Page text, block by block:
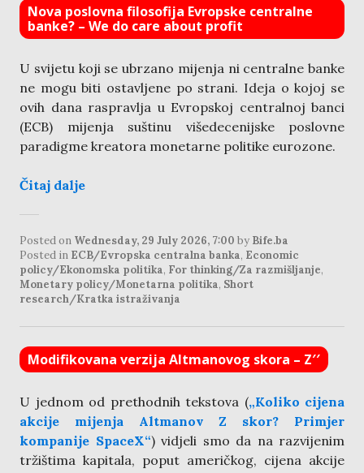
Nova poslovna filosofija Evropske centralne
banke? – We do care about profit
U svijetu koji se ubrzano mijenja ni centralne banke
ne mogu biti ostavljene po strani. Ideja o kojoj se
ovih dana raspravlja u Evropskoj centralnoj banci
(ECB) mijenja suštinu višedecenijske poslovne
paradigme kreatora monetarne politike eurozone.
Čitaj dalje
Posted on Wednesday, 29 July 2026, 7:00 by Bife.ba
Posted in ECB/Evropska centralna banka, Economic
policy/Ekonomska politika, For thinking/Za razmišljanje,
Monetary policy/Monetarna politika, Short
research/Kratka istraživanja
Modifikovana verzija Altmanovog skora – Z′′
U jednom od prethodnih tekstova („Koliko cijena
akcije mijenja Altmanov Z skor? Primjer
kompanije SpaceX“) vidjeli smo da na razvijenim
tržištima kapitala, poput američkog, cijena akcije